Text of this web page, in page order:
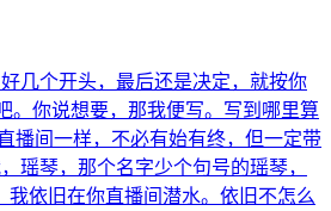
几个开头，最后还是决定，就按你
你说想要，那我便写。写到哪里算
播间一样，不必有始有终，但一定带
瑶琴，那个名字少个句号的瑶琴，
依旧在你直播间潜水。依旧不怎么